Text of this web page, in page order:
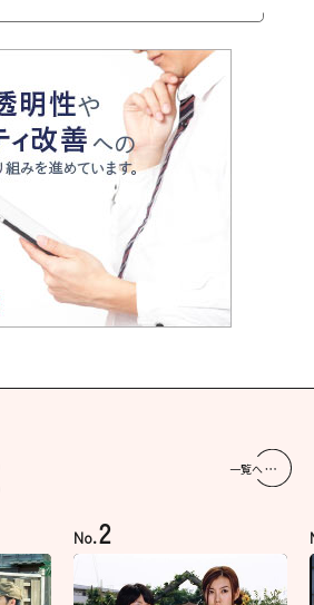
一覧へ
No.2